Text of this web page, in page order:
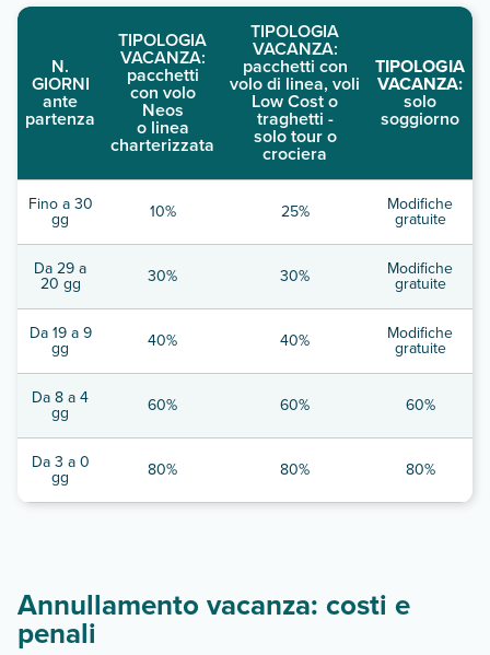
N.
GIORNI
ante
partenza
TIPOLOGIA
VACANZA:
pacchetti
con volo
Neos
o linea
charterizzata
TIPOLOGIA
VACANZA:
pacchetti con
volo di linea, voli
Low Cost o
traghetti -
solo tour o
crociera
TIPOLOGIA
VACANZA:
solo
soggiorno
Fino a 30
gg 10% 25% Modifiche
gratuite
Da 29 a
20 gg 30% 30% Modifiche
gratuite
Da 19 a 9
gg 40% 40% Modifiche
gratuite
Da 8 a 4
gg 60% 60% 60%
Da 3 a 0
gg 80% 80% 80%
Annullamento vacanza: costi e
penali